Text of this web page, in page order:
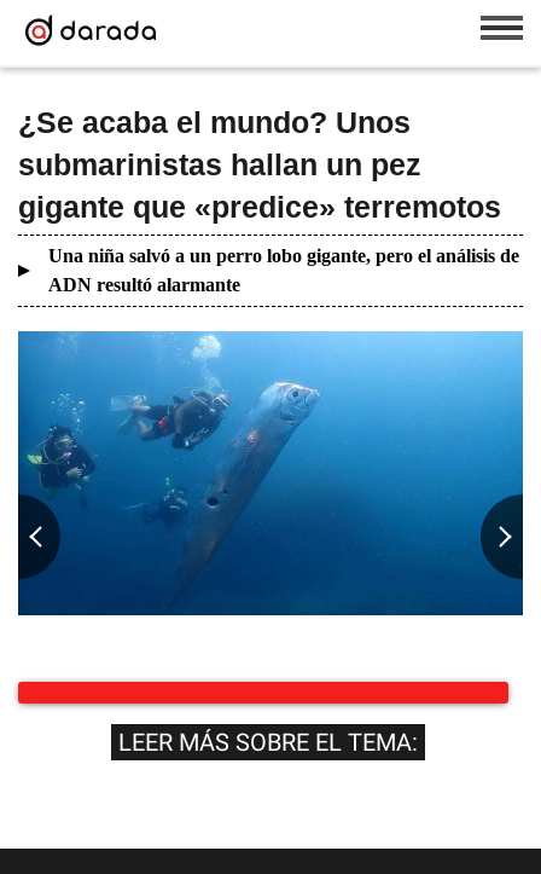
¿Se acaba el mundo? Unos
submarinistas hallan un pez
gigante que «predice» terremotos
Una niña salvó a un perro lobo gigante, pero el análisis de
ADN resultó alarmante
LEER MÁS SOBRE EL TEMA: